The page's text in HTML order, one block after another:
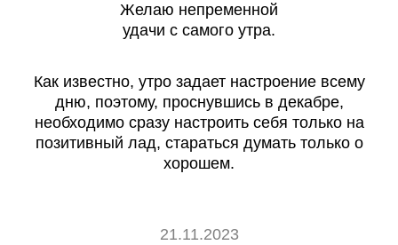
Желаю непременной
удачи с самого утра.
Как известно, утро задает настроение всему
дню, поэтому, проснувшись в декабре,
необходимо сразу настроить себя только на
позитивный лад, стараться думать только о
хорошем.
21.11.2023